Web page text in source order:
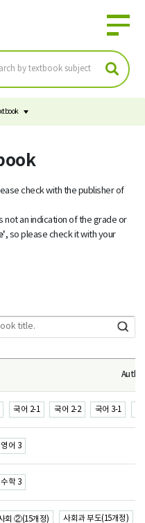
check with the publisher of
not an indication of the grade or
, so please check it with your
국어 2-1 국어 2-2 국어 3-1
영어 3
수학 3
회 ②(15개정) 사회과 부도(15개정)